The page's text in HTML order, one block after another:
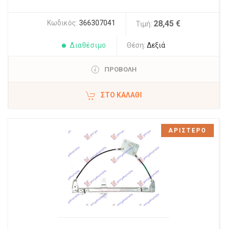
Κωδικός: 366307041 Τιμή: 28,45 €
Διαθέσιμο Θέση: Δεξιά
ΠΡΟΒΟΛΗ
ΣΤΟ ΚΑΛΆΘΙ
ΑΡΙΣΤΕΡΟ